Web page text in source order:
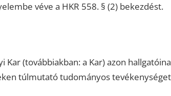
véve a HKR 558. § (2) bekezdést.
Kar (továbbiakban: a Kar) azon
túlmutató tudományos